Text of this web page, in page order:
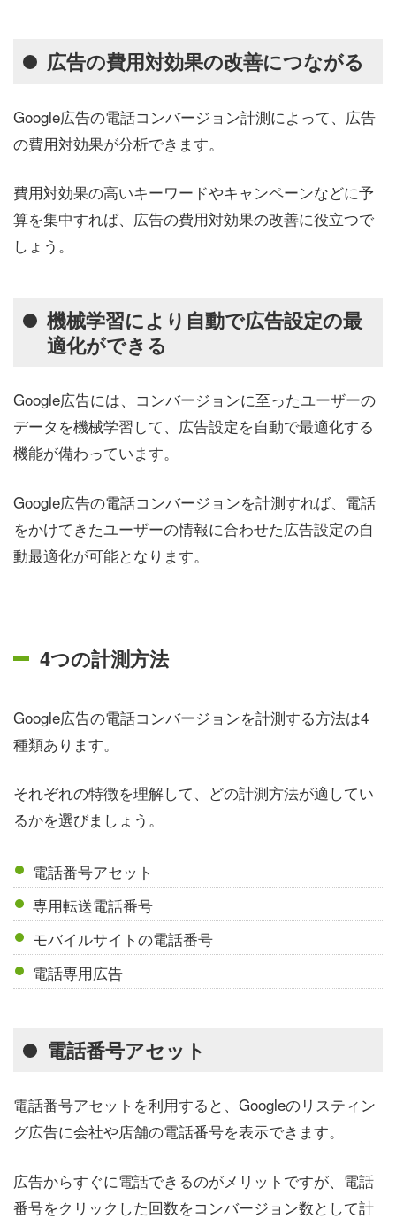
広告の費用対効果の改善につながる
Google広告の電話コンバージョン計測によって、広告
の費用対効果が分析できます。
費用対効果の高いキーワードやキャンペーンなどに予
算を集中すれば、広告の費用対効果の改善に役立つで
しょう。
機械学習により自動で広告設定の最
適化ができる
Google広告には、コンバージョンに至ったユーザーの
データを機械学習して、広告設定を自動で最適化する
機能が備わっています。
Google広告の電話コンバージョンを計測すれば、電話
をかけてきたユーザーの情報に合わせた広告設定の自
動最適化が可能となります。
4つの計測方法
Google広告の電話コンバージョンを計測する方法は4
種類あります。
それぞれの特徴を理解して、どの計測方法が適してい
るかを選びましょう。
電話番号アセット
専用転送電話番号
モバイルサイトの電話番号
電話専用広告
電話番号アセット
電話番号アセットを利用すると、Googleのリスティン
グ広告に会社や店舗の電話番号を表示できます。
広告からすぐに電話できるのがメリットですが、電話
番号をクリックした回数をコンバージョン数として計